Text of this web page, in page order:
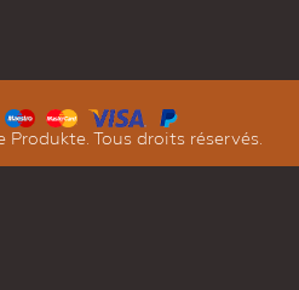
Produkte. Tous droits réservés.